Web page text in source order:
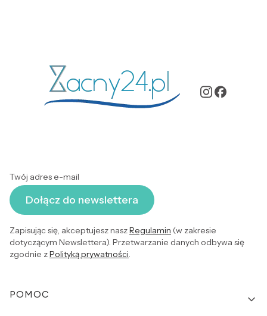
Twój adres e-mail
Dołącz do newslettera
Zapisując się, akceptujesz naszRegulamin (w zakresie
dotyczącym Newslettera). Przetwarzanie danych odbywa się
zgodnie zPolityką prywatności.
Linki w stopce
POMOC